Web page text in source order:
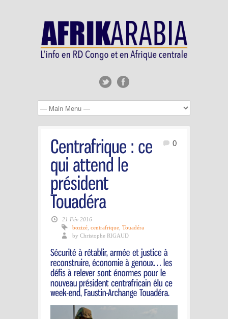
0
21 Fév 2016
bozizé centrafrique Touadéra
by Christophe RIGAUD